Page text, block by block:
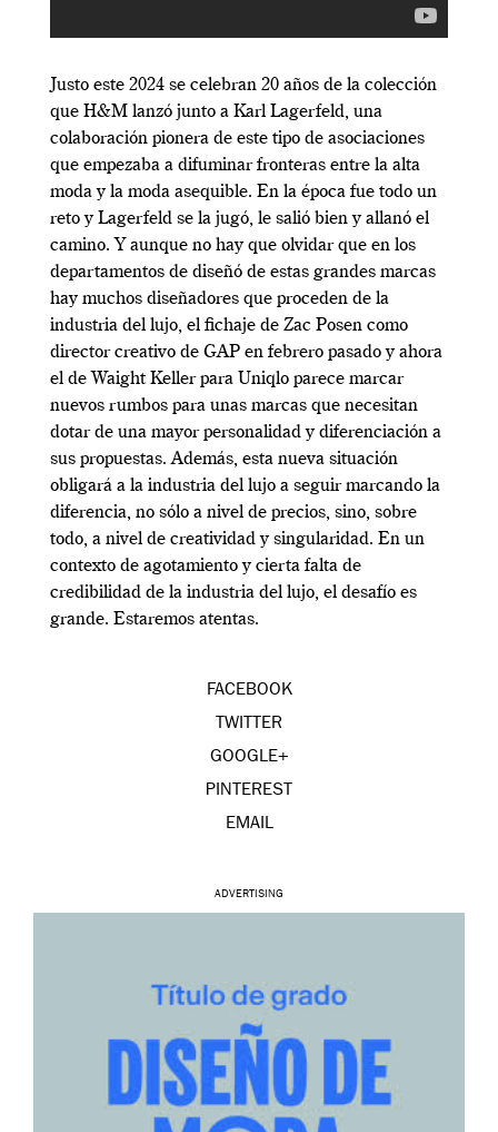
Justo este 2024 se celebran 20 años de la colección
que H&M lanzó junto a Karl Lagerfeld, una
colaboración pionera de este tipo de asociaciones
que empezaba a difuminar fronteras entre la alta
moda y la moda asequible. En la época fue todo un
reto y Lagerfeld se la jugó, le salió bien y allanó el
camino. Y aunque no hay que olvidar que en los
departamentos de diseñó de estas grandes marcas
hay muchos diseñadores que proceden de la
industria del lujo, el fichaje de Zac Posen como
director creativo de GAP en febrero pasado y ahora
el de Waight Keller para Uniqlo parece marcar
nuevos rumbos para unas marcas que necesitan
dotar de una mayor personalidad y diferenciación a
sus propuestas. Además, esta nueva situación
obligará a la industria del lujo a seguir marcando la
diferencia, no sólo a nivel de precios, sino, sobre
todo, a nivel de creatividad y singularidad. En un
contexto de agotamiento y cierta falta de
credibilidad de la industria del lujo, el desafío es
grande. Estaremos atentas.
FACEBOOK
TWITTER
GOOGLE+
PINTEREST
EMAIL
ADVERTISING